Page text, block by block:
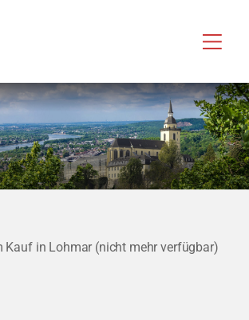
Kauf in Lohmar (nicht mehr verfügbar)